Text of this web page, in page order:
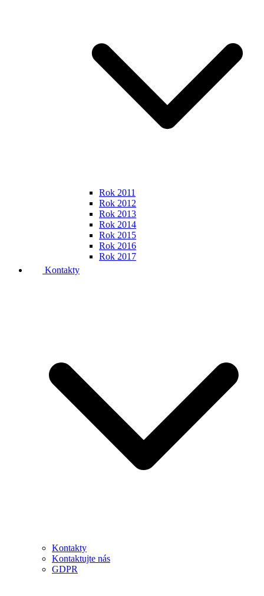
Rok 2011
Rok 2012
Rok 2013
Rok 2014
Rok 2015
Rok 2016
Rok 2017
Kontakty
Kontakty
Kontaktujte nás
GDPR